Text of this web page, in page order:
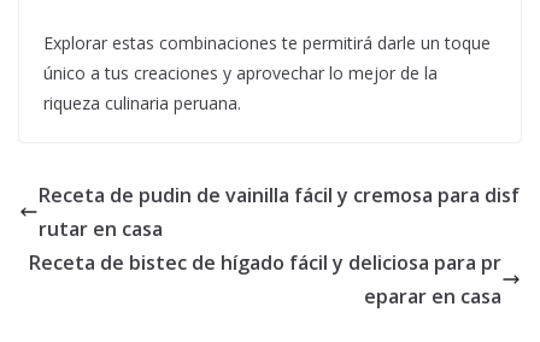
Explorar estas combinaciones te permitirá darle un toque
único a tus creaciones y aprovechar lo mejor de la
riqueza culinaria peruana.
Receta de pudin de vainilla fácil y cremosa para disf
rutar en casa
Receta de bistec de hígado fácil y deliciosa para pr
eparar en casa